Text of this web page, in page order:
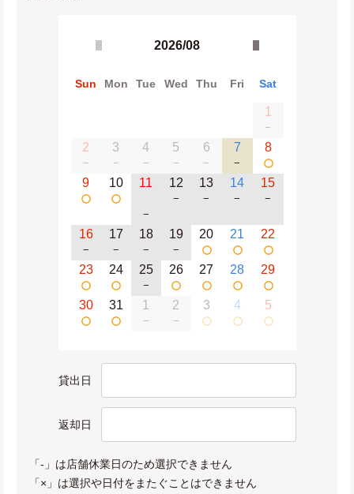
2026/08
Sun Mon Tue Wed Thu Fri Sat
1
−
2
−
3
−
4
−
5
−
6
−
7
−
8
9 10 11
−
12
−
13
−
14
−
15
−
16
−
17
−
18
−
19
−
20 21 22
23 24 25
−
26 27 28 29
30 31 1
−
2
−
3 4 5
貸出日
返却日
「-」は店舗休業日のため選択できません
「×」は選択や日付をまたぐことはできません